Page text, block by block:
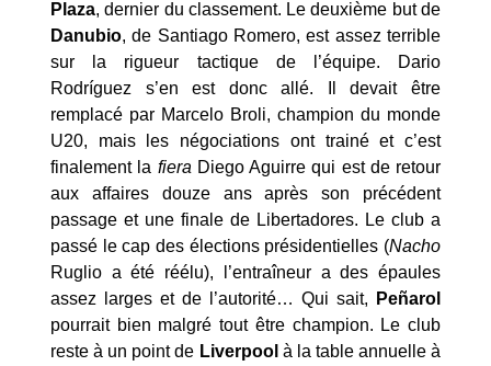
Plaza, dernier du classement. Le deuxième but de
Danubio, de Santiago Romero, est assez terrible
sur la rigueur tactique de l’équipe. Dario
Rodríguez s’en est donc allé. Il devait être
remplacé par Marcelo Broli, champion du monde
U20, mais les négociations ont trainé et c’est
finalement la fiera Diego Aguirre qui est de retour
aux affaires douze ans après son précédent
passage et une finale de Libertadores. Le club a
passé le cap des élections présidentielles (Nacho
Ruglio a été réélu), l’entraîneur a des épaules
assez larges et de l’autorité… Qui sait,
Peñarol
pourrait bien malgré tout être champion. Le club
reste à un point de Liverpool à la table annuelle à